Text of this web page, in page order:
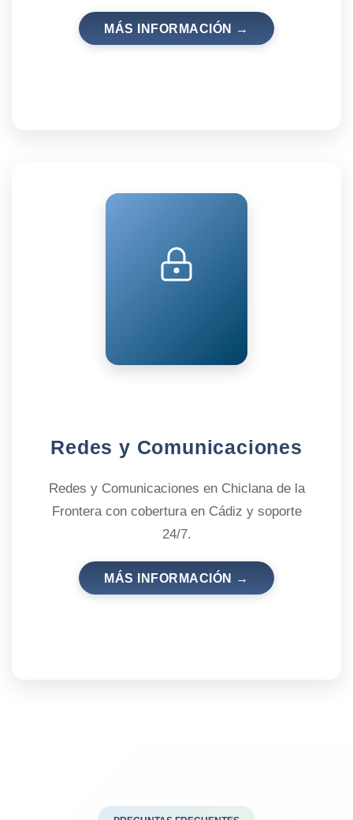
MÁS INFORMACIÓN →
Redes y Comunicaciones
Redes y Comunicaciones en Chiclana de la
Frontera con cobertura en Cádiz y soporte
24/7.
MÁS INFORMACIÓN →